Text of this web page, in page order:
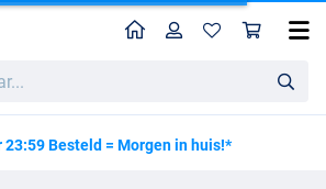
HomeProfiel
23:59 Besteld = Morgen in huis!*
XT Seatbox